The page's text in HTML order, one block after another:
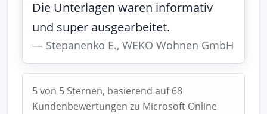
Die Unterlagen waren informativ
und super ausgearbeitet.
Stepanenko E., WEKO Wohnen GmbH
5 von 5 Sternen, basierend auf 68
Kundenbewertungen zu Microsoft Online